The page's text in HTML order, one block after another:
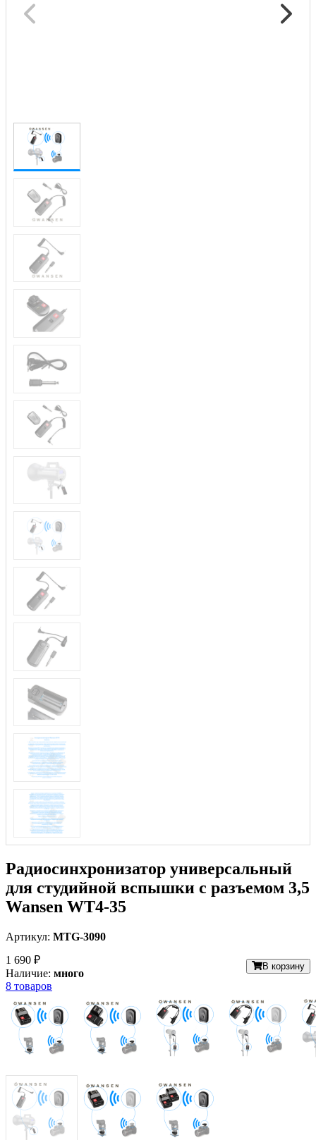
Радиосинхронизатор универсальный
для студийной вспышки с разъемом 3,5
Wansen WT4-35
Артикул: MTG-3090
1 690 ₽
Наличие: много
В корзину
8 товаров